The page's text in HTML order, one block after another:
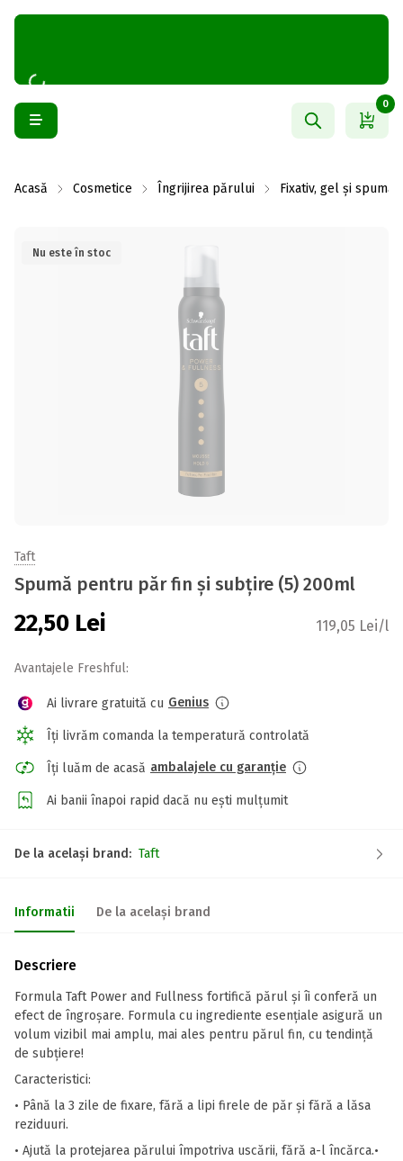
0
Acasă Cosmetice Îngrijirea părului Fixativ, gel și spumă
Nu este în stoc
Taft
Spumă pentru păr fin și subțire (5) 200ml
22,50 Lei 119,05 Lei/l
Avantajele Freshful:
Ai livrare gratuită cu Genius
Îți livrăm comanda la temperatură controlată
Îți luăm de acasă ambalajele cu garanție
Ai banii înapoi rapid dacă nu ești mulțumit
De la același brand: Taft
Informatii De la același brand
Descriere
Formula Taft Power and Fullness fortifică părul și îi conferă un
efect de îngroșare. Formula cu ingrediente esențiale asigură un
volum vizibil mai amplu, mai ales pentru părul fin, cu tendință
de subțiere!
Caracteristici:
• Până la 3 zile de fixare, fără a lipi firele de păr și fără a lăsa
reziduuri.
• Ajută la protejarea părului împotriva uscării, fără a-l încărca.•